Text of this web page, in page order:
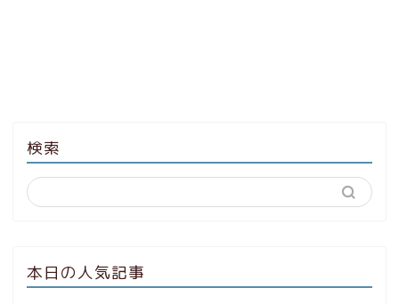
検索
本日の人気記事